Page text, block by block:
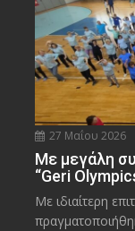
27 Μαΐου 2026
Με μεγάλη
“Geri
Με ιδιαίτερη